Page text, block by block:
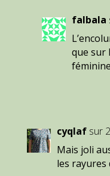
falbala
que sur
cyqlaf sur
Mais joli
les rayures